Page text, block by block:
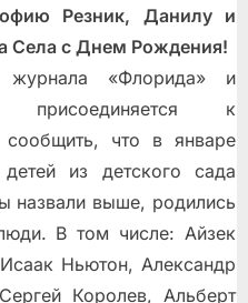
Резник, Данилу и
Села с Днем Рождения!
журнала «Флорида» и
присоединяется к
что в январе
из детского сада
назвали выше, родились
В том числе: Айзек
Ньютон, Александр
Королев, Альберт